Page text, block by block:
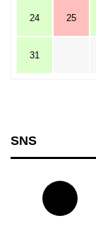
24 25
31
SNS